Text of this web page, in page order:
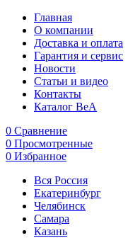
Главная
О компании
Доставка и оплата
Гарантия и сервис
Новости
Статьи и видео
Контакты
Каталог BeA
0 Сравнение
0 Просмотренные
0 Избранное
Вся Россия
Екатеринбург
Челябинск
Самара
Казань